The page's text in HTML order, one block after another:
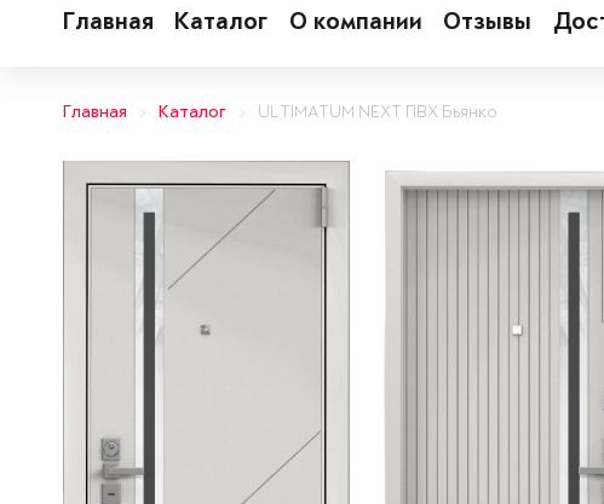
Главная Каталог О компании Отзывы
Главная Каталог ULTIMATUM NEXT ПВХ Бьянко